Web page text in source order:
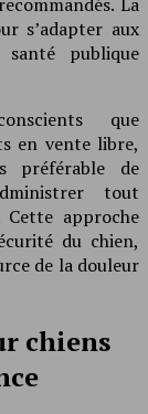
s’adapter aux
santé publique
que
en vente libre,
préférable de
tout
approche
du chien,
de la douleur
chiens